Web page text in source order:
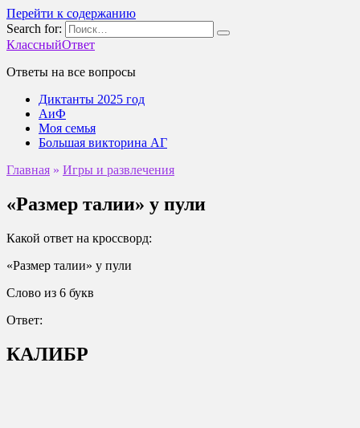
Перейти к содержанию
Search for:
КлассныйОтвет
Ответы на все вопросы
Диктанты 2025 год
АиФ
Моя семья
Большая викторина АГ
Главная » Игры и развлечения
«Размер талии» у пули
Какой ответ на кроссворд:
«Размер талии» у пули
Слово из 6 букв
Ответ:
КАЛИБР